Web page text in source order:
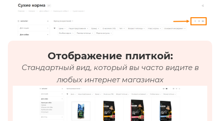
Отображение плиткой:
Стандартный вид, который вы часто видите в
любых интернет магазинах